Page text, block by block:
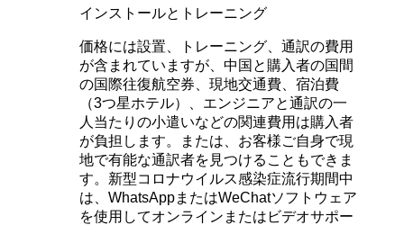
インストールとトレーニング
価格には設置、トレーニング、通訳の費用
が含まれていますが、中国と購入者の国間
の国際往復航空券、現地交通費、宿泊費
（3つ星ホテル）、エンジニアと通訳の一
人当たりの小遣いなどの関連費用は購入者
が負担します。または、お客様ご自身で現
地で有能な通訳者を見つけることもできま
す。新型コロナウイルス感染症流行期間中
は、WhatsAppまたはWeChatソフトウェア
を使用してオンラインまたはビデオサポー